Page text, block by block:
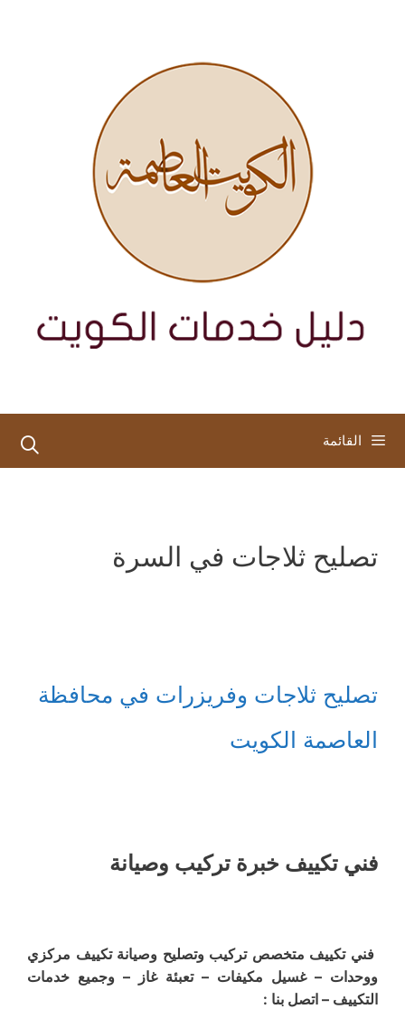
القائمة
تصليح ثلاجات في السرة
تصليح ثلاجات وفريزرات في محافظة
العاصمة الكويت
فني تكييف خبرة تركيب وصيانة
فني تكييف متخصص تركيب وتصليح وصيانة تكييف مركزي
ووحدات – غسيل مكيفات – تعبئة غاز – وجميع خدمات
التكييف – اتصل بنا :